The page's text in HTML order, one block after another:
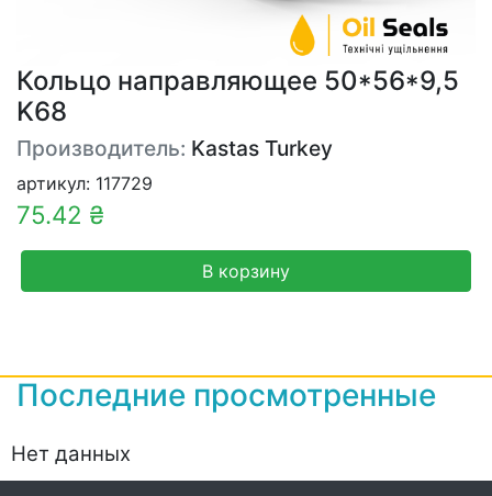
Кольцо направляющее 50*56*9,5
K68
Производитель: Kastas Turkey
артикул: 117729
75.42 ₴
В корзину
Последние просмотренные
Нет данных